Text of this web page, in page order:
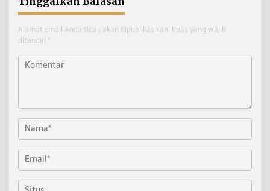
Alamat email Anda tidak akan dipublikasikan. Ruas yang wajib
ditandai *